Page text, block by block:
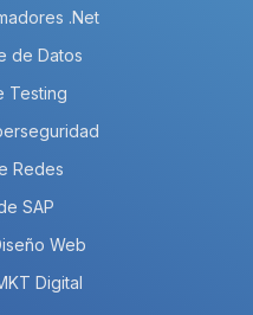
.Net
de Datos
Testing
Redes
SAP
Web
Digital